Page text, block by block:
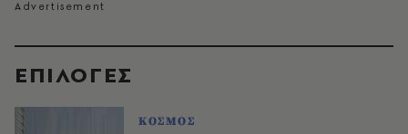
EΠΙΛΟΓΈΣ
ΚΟΣΜΟΣ